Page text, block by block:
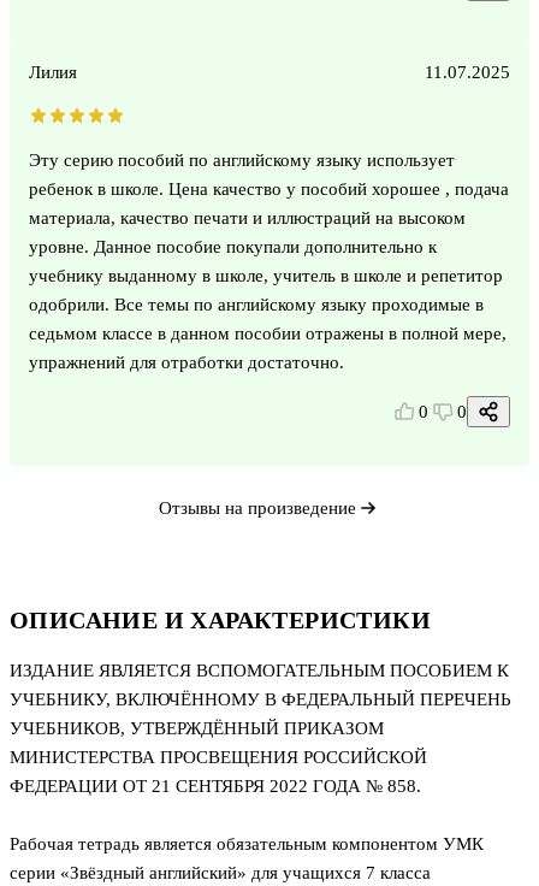
ОПИСАНИЕ И ХАРАКТЕРИСТИКИ
ИЗДАНИЕ ЯВЛЯЕТСЯ ВСПОМОГАТЕЛЬНЫМ ПОСОБИЕМ К
УЧЕБНИКУ, ВКЛЮЧЁННОМУ В ФЕДЕРАЛЬНЫЙ ПЕРЕЧЕНЬ
УЧЕБНИКОВ, УТВЕРЖДЁННЫЙ ПРИКАЗОМ
МИНИСТЕРСТВА ПРОСВЕЩЕНИЯ РОССИЙСКОЙ
ФЕДЕРАЦИИ ОТ 21 СЕНТЯБРЯ 2022 ГОДА № 858.
Рабочая тетрадь является обязательным компонентом УМК
серии «Звёздный английский» для учащихся 7 класса
Лилия 11.07.2025
Эту серию пособий по английскому языку использует
ребенок в школе. Цена качество у пособий хорошее , подача
материала, качество печати и иллюстраций на высоком
уровне. Данное пособие покупали дополнительно к
учебнику выданному в школе, учитель в школе и репетитор
одобрили. Все темы по английскому языку проходимые в
седьмом классе в данном пособии отражены в полной мере,
упражнений для отработки достаточно.
0 0
Отзывы на произведение